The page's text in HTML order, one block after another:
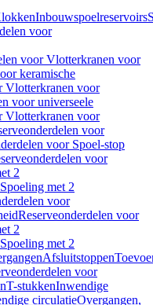
Inbouwspoelreservoirs
voor
voor Vlotterkranen voor
keramische
Vlotterkranen voor
voor universeele
Vlotterkranen voor
voor
voor Spoel-stop
voor
2
met 2
voor
Reserveonderdelen voor
2
met 2
Afsluitstoppen
voor
T-stukkenInwendige
circulatieOvergangen,